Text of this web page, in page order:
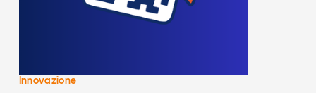
Innovazione